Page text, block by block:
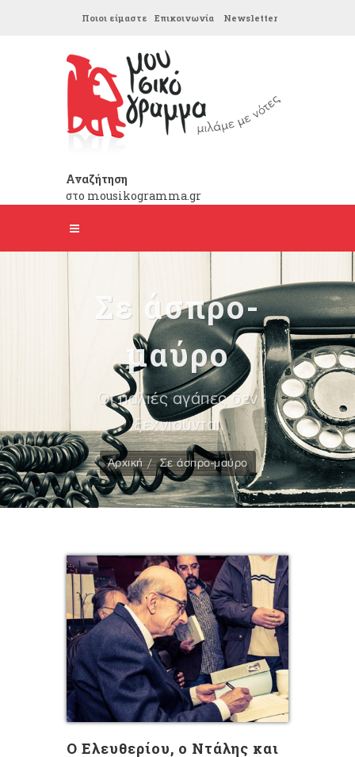
Ποιοι είμαστε Επικοινωνία Newsletter
Αναζήτηση
στο mousikogramma.gr
Σε άσπρο-
μαύρο
Οι παλιές αγάπες δεν
ξεχνιούνται
Αρχική Σε άσπρο-μαύρο
O Eλευθερίου, ο Ντάλης και